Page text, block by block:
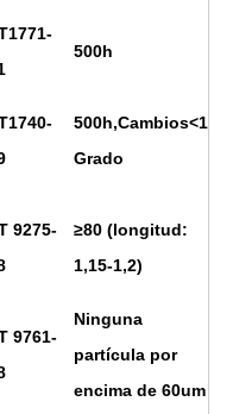
500h
500h,Cambios<1
Grado
9275-
≥80 (longitud:
1,15-1,2)
9761-
Ninguna
partícula por
encima de 60um